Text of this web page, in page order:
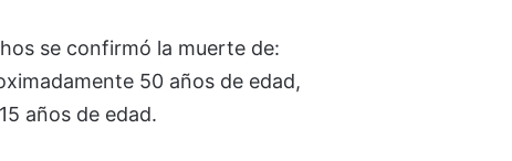
se confirmó la muerte de:
50 años de edad,
años de edad.